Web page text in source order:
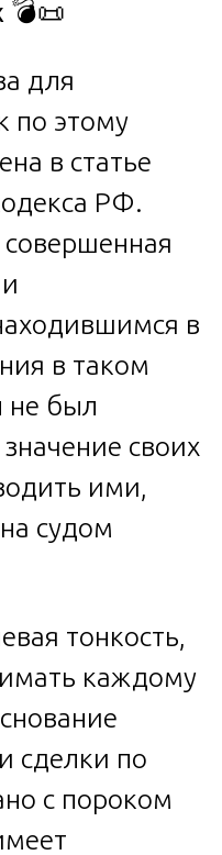
💣📜
для
по этому
в статье
РФ.
совершенная
в
в таком
не был
своих
ими,
судом
тонкость,
каждому
сделки по
с пороком